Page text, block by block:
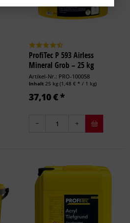
ProfiTec P 593 Airless
Mineral Grob – 25 kg
Artikel-Nr.: PRO-100058
Inhalt 25 kg(1,48 € * / 1 kg)
37,10 € *